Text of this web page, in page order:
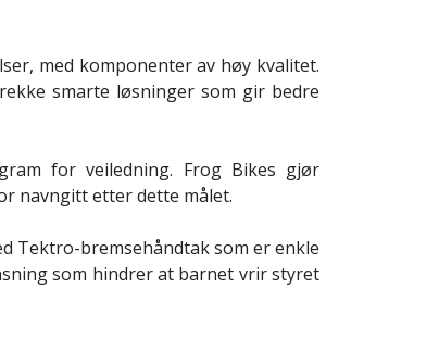
med komponenter av høy kvalitet.
smarte løsninger som gir bedre
for veiledning. Frog Bikes gjør
navngitt etter dette målet.
Tektro-bremsehåndtak som er enkle
som hindrer at barnet vrir styret